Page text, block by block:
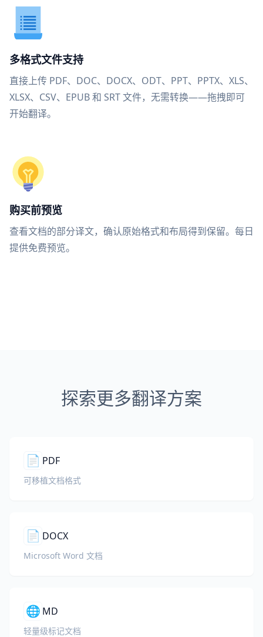
多格式文件支持
直接上传 PDF、DOC、DOCX、ODT、PPT、PPTX、XLS、
XLSX、CSV、EPUB 和 SRT 文件，无需转换——拖拽即可
开始翻译。
购买前预览
查看文档的部分译文，确认原始格式和布局得到保留。每日
提供免费预览。
探索更多翻译方案
📄 PDF
可移植文档格式
📄 DOCX
Microsoft Word 文档
🌐 MD
轻量级标记文档